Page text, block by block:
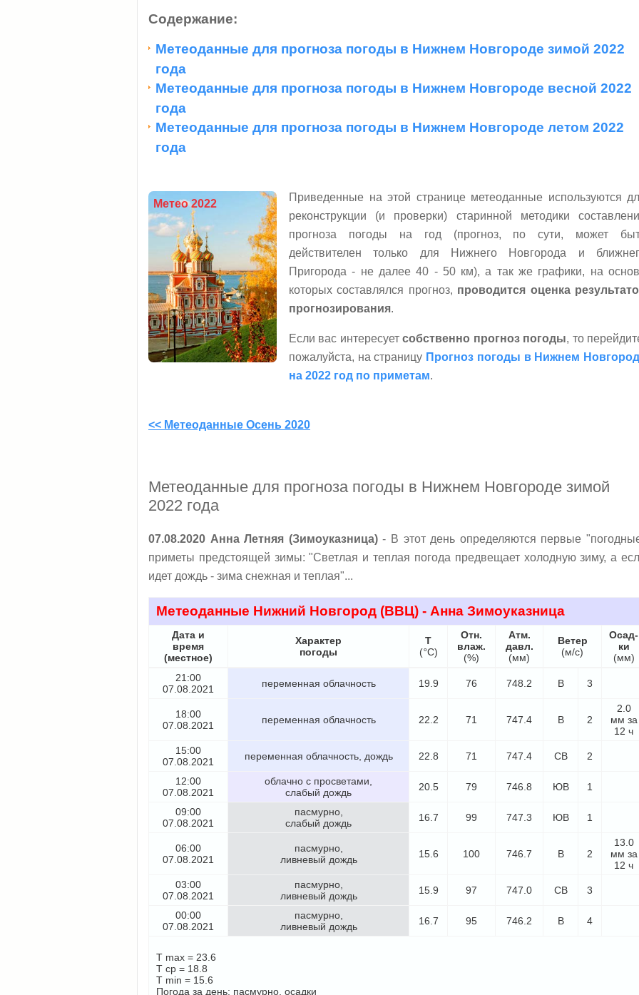
Содержание:
Метеоданные для прогноза погоды в Нижнем Новгороде зимой 2022
года
Метеоданные для прогноза погоды в Нижнем Новгороде весной 2022
года
Метеоданные для прогноза погоды в Нижнем Новгороде летом 2022
года
Метео 2022
Приведенные на этой странице метеоданные используются
реконструкции (и проверки) старинной методики
прогноза погоды на год (прогноз, по сути, может
действителен только для Нижнего Новгорода и
Пригорода - не далее 40 - 50 км), а так же графики, на
которых составлялся прогноз, проводится оценка
прогнозирования.
Если вас интересуетсобственно прогноз погоды, то
пожалуйста, на страницу Прогноз погоды в Нижнем
на 2022 год по приметам.
<< Метеоданные Осень 2020
Метеоданные для прогноза погоды в Нижнем Новгороде зимой
2022 года
07.08.2020 Анна Летняя (Зимоуказница)- В этот день определяются первые
приметы предстоящей зимы: "Светлая и теплая погода предвещает холодную зиму, а
идет дождь - зима снежная и теплая"...
Метеоданные Нижний Новгород (ВВЦ) - Анна Зимоуказница
Дата и
время
(местное)
Характер
погоды
Т
(°C)
Отн.
влаж.
(%)
Атм.
давл.
(мм)
Ветер
(м/с)
Осад-
ки
(мм)
21:00
07.08.2021
переменная облачность 19.9 76 748.2 В 3
18:00
07.08.2021
переменная облачность 22.2 71 747.4 В 2
2.0
мм за
12 ч
15:00
07.08.2021
переменная облачность, дождь 22.8 71 747.4 СВ 2
12:00
07.08.2021
облачно с просветами,
слабый дождь
20.5 79 746.8 ЮВ 1
09:00
07.08.2021
пасмурно,
слабый дождь
16.7 99 747.3 ЮВ 1
06:00
07.08.2021
пасмурно,
ливневый дождь
15.6 100 746.7 В 2
13.0
мм за
12 ч
03:00
07.08.2021
пасмурно,
ливневый дождь
15.9 97 747.0 СВ 3
00:00
07.08.2021
пасмурно,
ливневый дождь
16.7 95 746.2 В 4
T max = 23.6
T cp = 18.8
T min = 15.6
Погода за день: пасмурно, осадки